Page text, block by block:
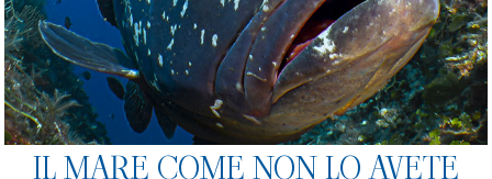
IL MARE COME NON LO AVETE